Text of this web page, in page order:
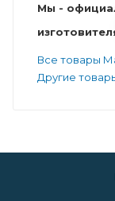
Мы -
Все товары
Другие